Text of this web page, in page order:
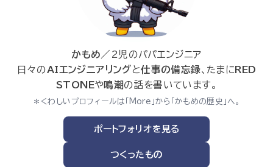
かもめ ／2児のパパエンジニア
日々のAIエンジニアリングと仕事の備忘録、たまにRED
STONEや鳴潮の話を書いています。
＊くわしいプロフィールは「More」から「かもめの歴史」へ。
ポートフォリオを見る
つくったもの